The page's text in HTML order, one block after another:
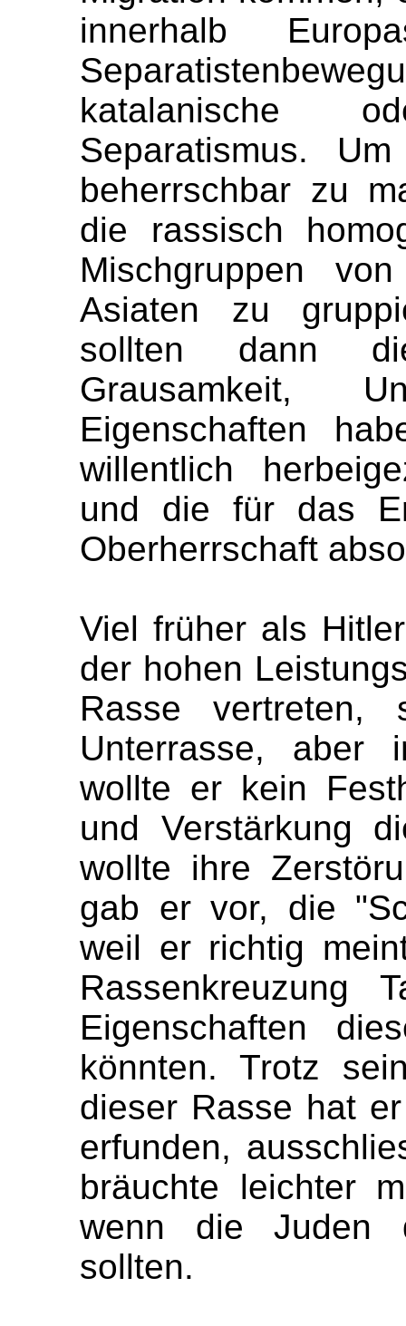
innerhalb
katalanische
Separatismus.
beherrschbar zu
die rassisch
Mischgruppen
Asiaten zu
sollten dann
Grausamkeit,
Eigenschaften
willentlich
und die für das
Oberherrschaft
Viel früher als
der hohen
Rasse vertreten,
Unterrasse, aber
wollte er kein
und Verstärkung
wollte ihre
gab er vor, die
weil er richtig
Rassenkreuzung
Eigenschaften
könnten. Trotz
dieser Rasse hat
erfunden,
bräuchte leichter
wenn die Juden
sollten.